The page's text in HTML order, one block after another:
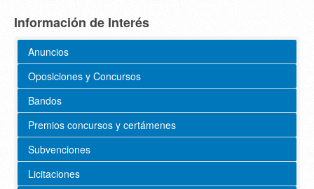
Información de Interés
Anuncios
Oposiciones y Concursos
Bandos
Premios concursos y certámenes
Subvenciones
Licitaciones